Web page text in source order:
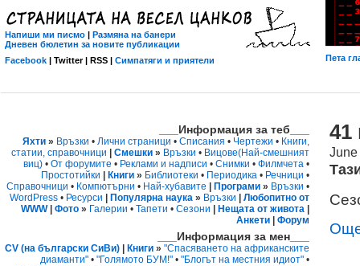
Напиши ми писмо | Размяна на банери
Дневен бюлетин за новите публикации
Facebook | Twitter | RSS | Симпатяги и приятели Пета
41
Още
___Информация за теб___
Яхти » Връзки • Лични страници • Списания • Чертежи • Книги,
статии, справочници
Смешки » Връзки • Вицове(Най-смешният
виц) • От форумите • Реклами и надписи • Снимки • Филмчета •
Простотийки
Книги » Библиотеки • Периодика • Речници •
Справочници • Компютърни • Най-хубавите Програми » Връзки •
WordPress • Ресурси Популярна наука » Връзки
Любопитно от
WWW| Фото » Галерии • Тапети • Сезони Нещата от живота
Анкети
Форум
___Информация за мен___
CV (на български СиВи) Книги » "Спасяването на африканските
диаманти" • "Голямото БУМ!" • "Блогът на местния идиот" •